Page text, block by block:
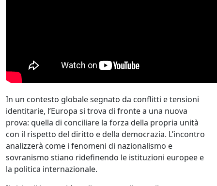
In un contesto globale segnato da conflitti e tensioni
identitarie, l’Europa si trova di fronte a una nuova
prova: quella di conciliare la forza della propria unità
con il rispetto del diritto e della democrazia. L’incontro
analizzerà come i fenomeni di nazionalismo e
sovranismo stiano ridefinendo le istituzioni europee e
la politica internazionale.